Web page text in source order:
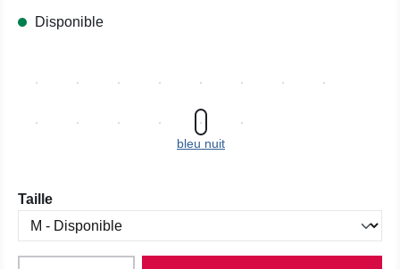
Disponible
bleu nuit
Sélectionnez
Taille